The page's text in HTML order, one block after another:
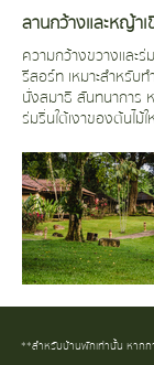
ลานกว้างและหญ้า
ความกว้างขวางและ
รีสอร์ท เหมาะสำหรับ
นั่งสมาธิ สันทนาการ
ร่มรื่นใต้เงาของต้นไม้
**สำหรับบ้านพักเท่านั้น หากก